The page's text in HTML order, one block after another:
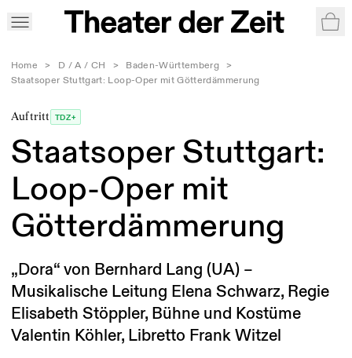
Home > D / A / CH > Baden-Württemberg
>
Staatsoper Stuttgart: Loop-Oper mit Götterdämmerung
Auftritt TDZ+
Staatsoper Stuttgart:
Loop-Oper mit
Götterdämmerung
„Dora“ von Bernhard Lang (UA) –
Musikalische Leitung Elena Schwarz, Regie
Elisabeth Stöppler, Bühne und Kostüme
Valentin Köhler, Libretto Frank Witzel